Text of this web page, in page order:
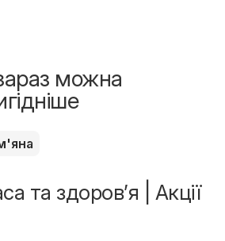
можна
та здоров’я | Акції